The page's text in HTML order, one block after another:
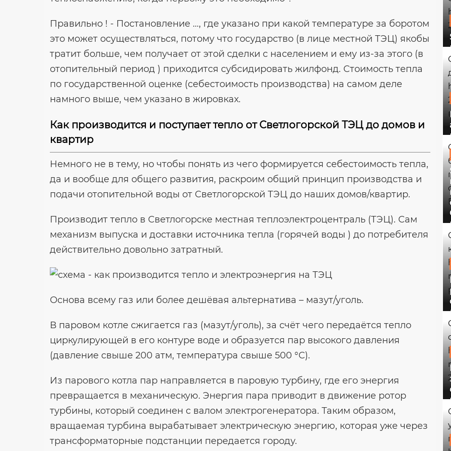
Правильно ! - Постановление …, где указано при какой температуре за боротом
это может осуществляться, потому что государство (в лице местной ТЭЦ) якобы
тратит больше, чем получает от этой сделки с населением и ему из-за этого (в
отопительный период ) приходится субсидировать жилфонд. Стоимость тепла
по государственной оценке (себестоимость производства) на самом деле
намного выше, чем указано в жировках.
Как производится и поступает тепло от Светлогорской ТЭЦ до домов и
квартир
Немного не в тему, но чтобы понять из чего формируется себестоимость тепла,
да и вообще для общего развития, раскроим общий принцип производства и
подачи отопительной воды от Светлогорской ТЭЦ до наших домов/квартир.
Производит тепло в Светлогорске местная теплоэлектроцентраль (ТЭЦ). Сам
механизм выпуска и доставки источника тепла (горячей воды ) до потребителя
действительно довольно затратный.
Основа всему газ или более дешёвая альтернатива – мазут/уголь.
В паровом котле сжигается газ (мазут/уголь), за счёт чего передаётся тепло
циркулирующей в его контуре воде и образуется пар высокого давления
(давление свыше 200 атм, температура свыше 500 °C).
Из парового котла пар направляется в паровую турбину, где его энергия
превращается в механическую. Энергия пара приводит в движение ротор
турбины, который соединен с валом электрогенератора. Таким образом,
вращаемая турбина вырабатывает электрическую энергию, которая уже через
трансформаторные подстанции передается городу.